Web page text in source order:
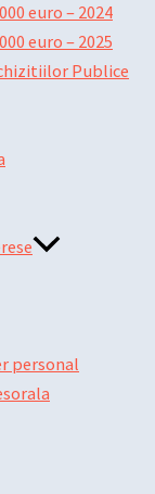
euro – 2024
euro – 2025
Publice
personal